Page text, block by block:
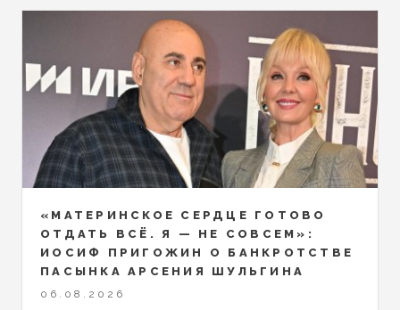
«МАТЕРИНСКОЕ СЕРДЦЕ ГОТОВО
ОТДАТЬ ВСЁ. Я — НЕ СОВСЕМ»:
ИОСИФ ПРИГОЖИН О БАНКРОТСТВЕ
ПАСЫНКА АРСЕНИЯ ШУЛЬГИНА
06.08.2026